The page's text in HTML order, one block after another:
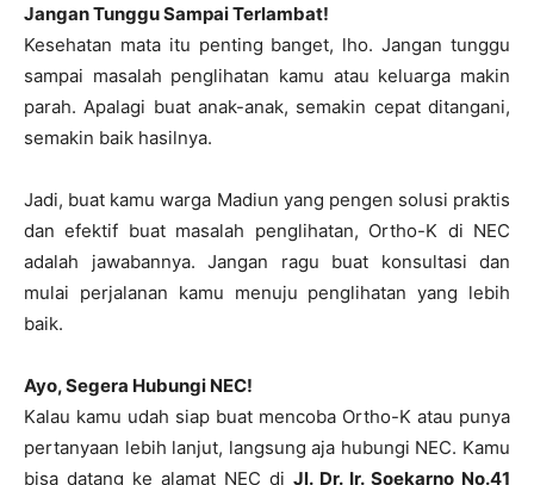
Jangan Tunggu Sampai Terlambat!
Kesehatan mata itu penting banget, lho. Jangan tunggu
sampai masalah penglihatan kamu atau keluarga makin
parah. Apalagi buat anak-anak, semakin cepat ditangani,
semakin baik hasilnya.
Jadi, buat kamu warga Madiun yang pengen solusi praktis
dan efektif buat masalah penglihatan, Ortho-K di NEC
adalah jawabannya. Jangan ragu buat konsultasi dan
mulai perjalanan kamu menuju penglihatan yang lebih
baik.
Ayo, Segera Hubungi NEC!
Kalau kamu udah siap buat mencoba Ortho-K atau punya
pertanyaan lebih lanjut, langsung aja hubungi NEC. Kamu
bisa datang ke alamat NEC di Jl. Dr. Ir. Soekarno No.41